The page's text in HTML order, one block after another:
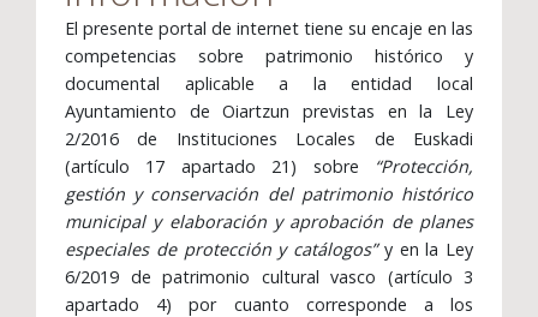
El presente portal de internet tiene su encaje en las
competencias sobre patrimonio histórico y
documental aplicable a la entidad local
Ayuntamiento de Oiartzun previstas en la Ley
2/2016 de Instituciones Locales de Euskadi
(artículo 17 apartado 21) sobre
“Protección,
gestión y conservación del patrimonio histórico
municipal y elaboración y aprobación de planes
especiales de protección y catálogos”y en la Ley
6/2019 de patrimonio cultural vasco (artículo 3
apartado 4) por cuanto corresponde a los